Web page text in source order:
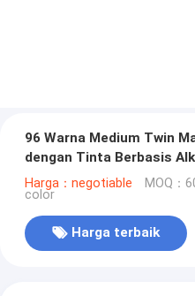
96 Warna Medium Twin
dengan Tinta Berbasis
Harga：negotiable MOQ：
color
Harga terbaik